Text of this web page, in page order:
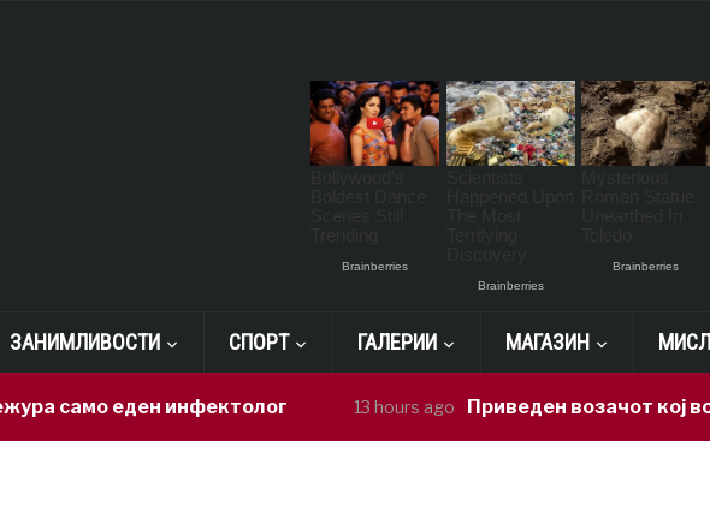
ЗАНИМЛИВОСТИ СПОРТ ГАЛЕРИИ МАГАЗИН
еден инфектолог 13 hours ago Приведен возачот кој возеше